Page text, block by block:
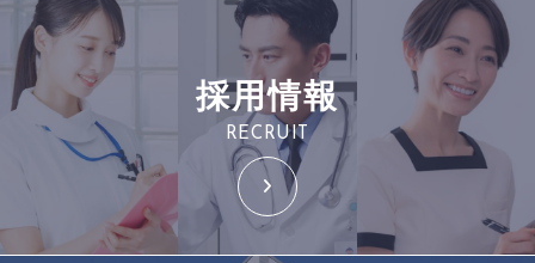
採用情報
RECRUIT